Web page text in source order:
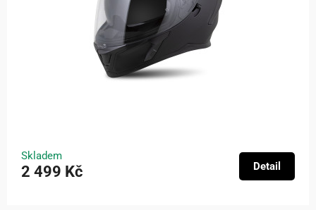
Skladem
2 499 Kč Detail